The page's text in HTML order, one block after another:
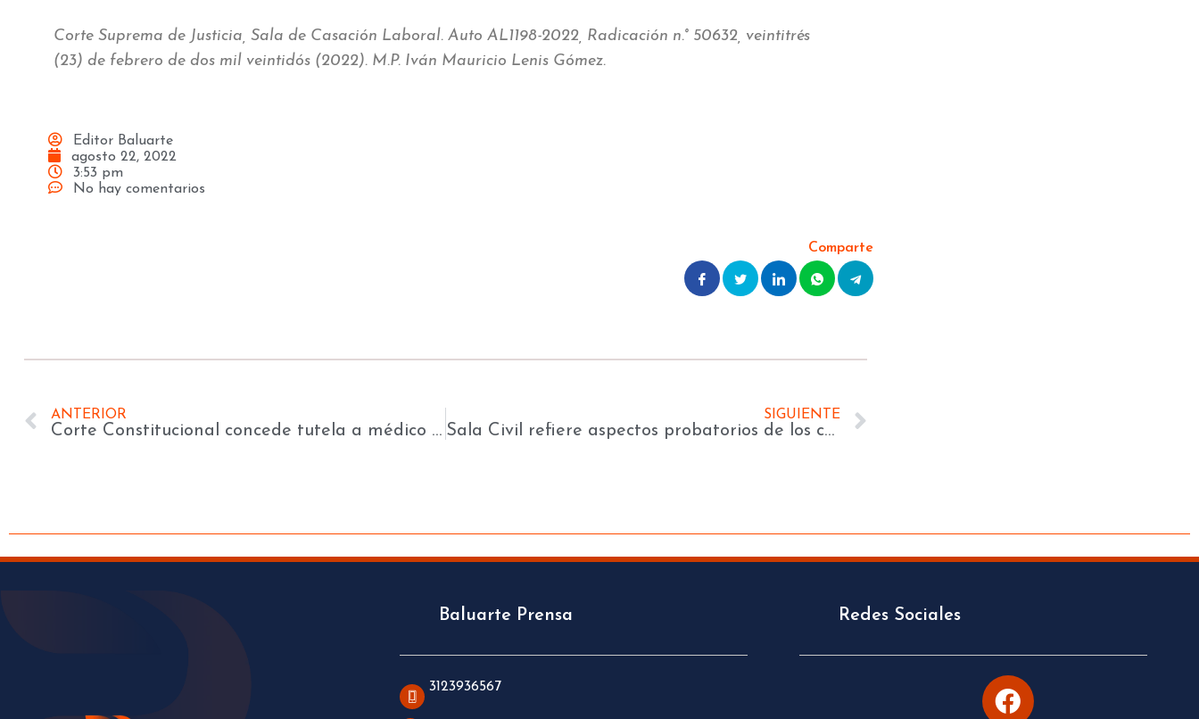
Corte Suprema de Justicia, Sala de Casación Laboral. Auto AL1198-2022, Radicación n.° 50632, veintitrés
(23) de febrero de dos mil veintidós (2022). M.P. Iván Mauricio Lenis Gómez.
Editor Baluarte
agosto 22, 2022
3:53 pm
No hay comentarios
Comparte
ANTERIOR
Corte Constitucional concede tutela a médico de la primera línea de atención COVID-19
SIGUIENTE
Sala Civil refiere aspectos probatorios de los contratos solemnes
Baluarte Prensa
3123936567
Redes Sociales